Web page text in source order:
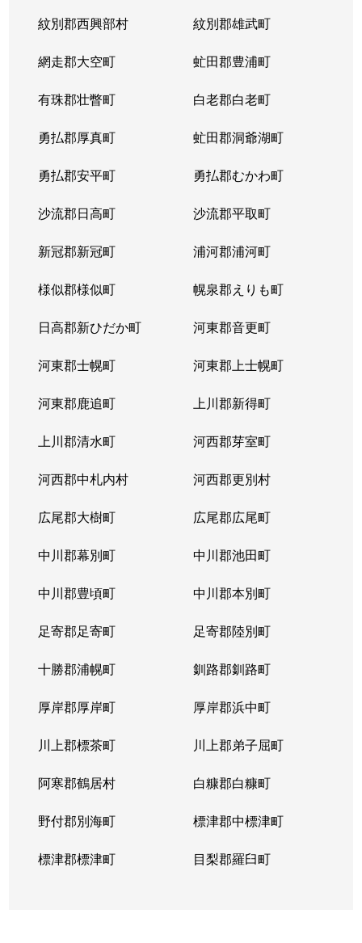
紋別郡西興部村 紋別郡雄武町
網走郡大空町 虻田郡豊浦町
有珠郡壮瞥町 白老郡白老町
勇払郡厚真町 虻田郡洞爺湖町
勇払郡安平町 勇払郡むかわ町
沙流郡日高町 沙流郡平取町
新冠郡新冠町 浦河郡浦河町
様似郡様似町 幌泉郡えりも町
日高郡新ひだか町 河東郡音更町
河東郡士幌町 河東郡上士幌町
河東郡鹿追町 上川郡新得町
上川郡清水町 河西郡芽室町
河西郡中札内村 河西郡更別村
広尾郡大樹町 広尾郡広尾町
中川郡幕別町 中川郡池田町
中川郡豊頃町 中川郡本別町
足寄郡足寄町 足寄郡陸別町
十勝郡浦幌町 釧路郡釧路町
厚岸郡厚岸町 厚岸郡浜中町
川上郡標茶町 川上郡弟子屈町
阿寒郡鶴居村 白糠郡白糠町
野付郡別海町 標津郡中標津町
標津郡標津町 目梨郡羅臼町